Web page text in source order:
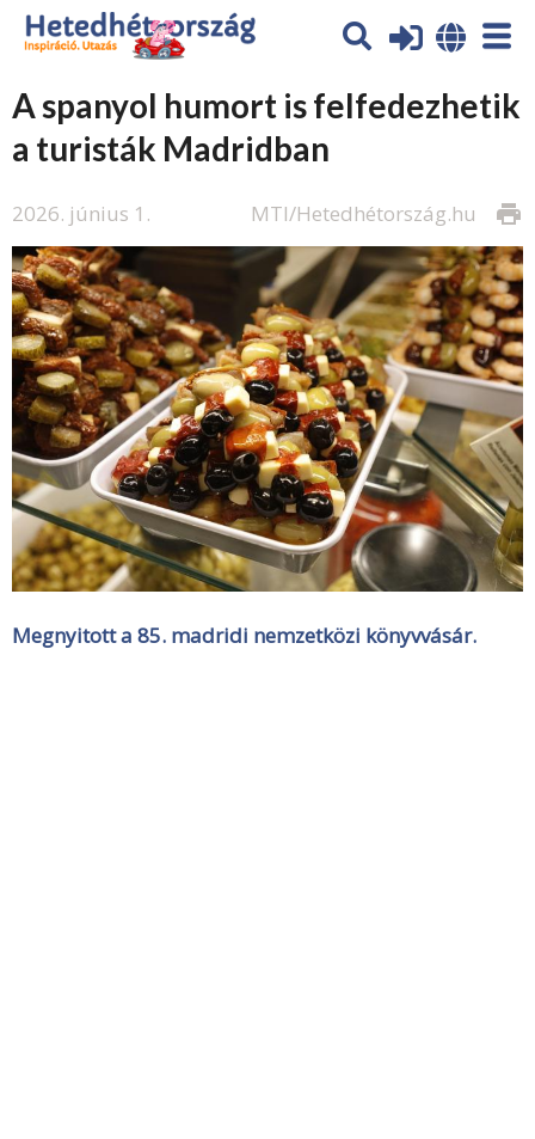
A spanyol humort is felfedezhetik
a turisták Madridban
2026. június 1. print
MTI/Hetedhétország.hu
Megnyitott a 85. madridi nemzetközi könyvvásár.